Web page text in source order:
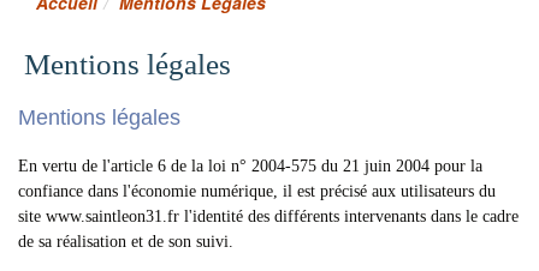
Mentions légales
Mentions légales
En vertu de l'article 6 de la loi n° 2004-575 du 21 juin 2004 pour la
confiance dans l'économie numérique, il est précisé aux utilisateurs du
site www.saintleon31.fr l'identité des différents intervenants dans le cadre
de sa réalisation et de son suivi.